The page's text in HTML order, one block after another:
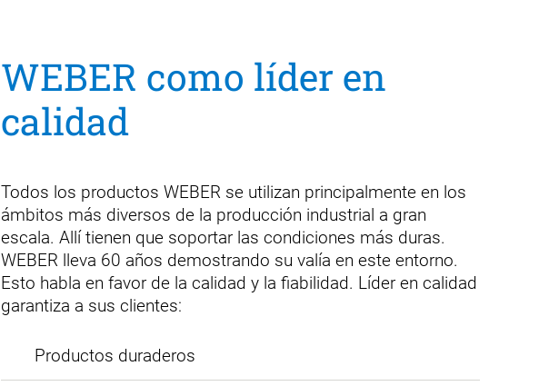
WEBER como líder en
calidad
Todos los productos WEBER se utilizan principalmente en los
ámbitos más diversos de la producción industrial a gran
escala. Allí tienen que soportar las condiciones más duras.
WEBER lleva 60 años demostrando su valía en este entorno.
Esto habla en favor de la calidad y la fiabilidad. Líder en calidad
garantiza a sus clientes:
Productos duraderos